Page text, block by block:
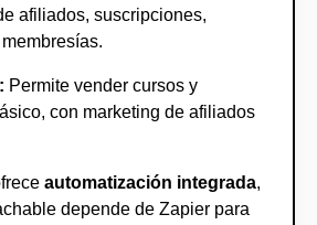
afiliados, suscripciones,
Permite vender cursos y
con marketing de afiliados
automatización integrada,
depende de Zapier para